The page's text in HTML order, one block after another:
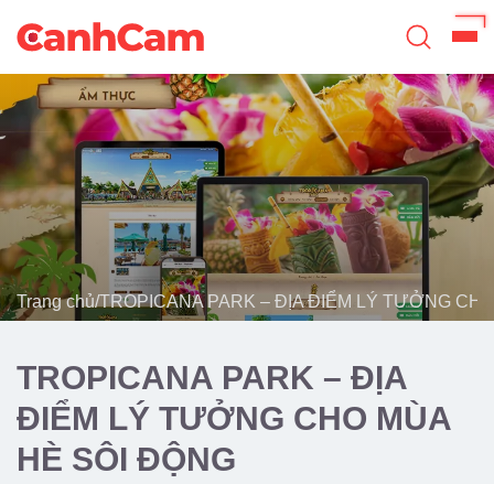
Trang Chủ
Giới Thiệu
Thiết Kế Website
Đã Thiết Kế
Dịch Vụ
Quy Trình
Blog
Trang chủ/TROPICANA PARK – ĐỊA ĐIỂM LÝ TƯỞNG
TROPICANA PARK – ĐỊA
ĐIỂM LÝ TƯỞNG CHO MÙA
HÈ SÔI ĐỘNG